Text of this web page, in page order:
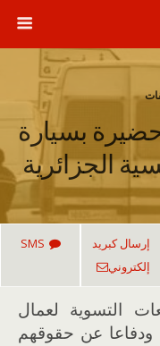
بسيارة
الجزائرية
إرسال كبريد
إلكتروني
SMS
التسوية لعمال
ودفاعا عن حقوقهم